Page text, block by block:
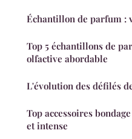
Échantillon de parfum :
Top 5 échantillons de
olfactive abordable
L'évolution des défilés
Top accessoires
et intense